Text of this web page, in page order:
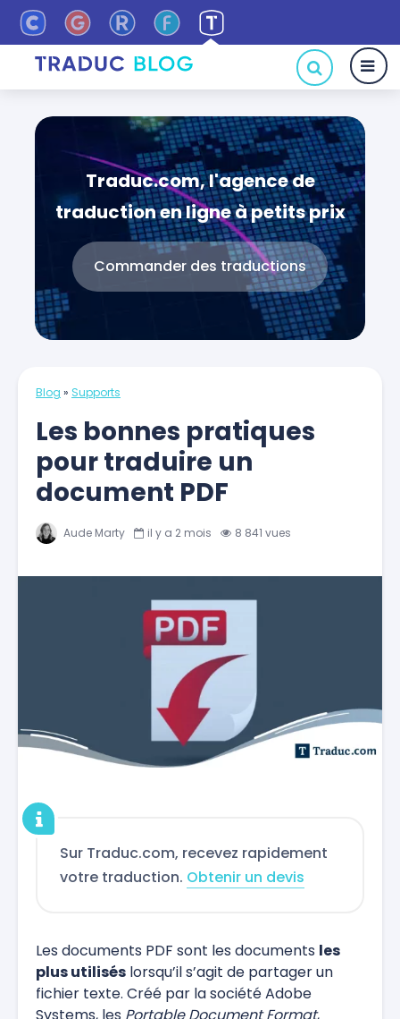
Traduc.com, l'agence de
traduction en ligne à petits prix
Commander des traductions
Blog » Supports
Les bonnes pratiques
pour traduire un
document PDF
Aude Marty il y a 2 mois 8 841 vues
Sur Traduc.com, recevez rapidement
votre traduction. Obtenir un devis
Les documents PDF sont les documents les
plus utilisés lorsqu’il s’agit de partager un
fichier texte. Créé par la société Adobe